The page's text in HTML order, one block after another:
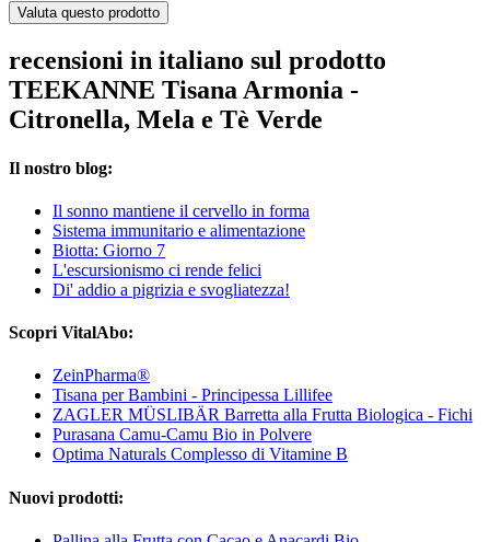
Valuta questo prodotto
recensioni in italiano sul prodotto
TEEKANNE Tisana Armonia -
Citronella, Mela e Tè Verde
Il nostro blog:
Il sonno mantiene il cervello in forma
Sistema immunitario e alimentazione
Biotta: Giorno 7
L'escursionismo ci rende felici
Di' addio a pigrizia e svogliatezza!
Scopri VitalAbo:
ZeinPharma®
Tisana per Bambini - Principessa Lillifee
ZAGLER MÜSLIBÄR Barretta alla Frutta Biologica - Fichi
Purasana Camu-Camu Bio in Polvere
Optima Naturals Complesso di Vitamine B
Nuovi prodotti: